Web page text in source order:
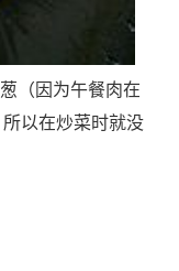
（因为午餐肉在
以在炒菜时就没